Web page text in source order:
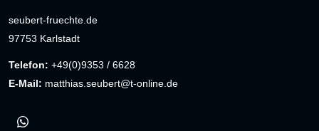
seubert-fruechte.de
97753 Karlstadt
Telefon: +49(0)9353 / 6628
E-Mail: matthias.seubert@t-online.de